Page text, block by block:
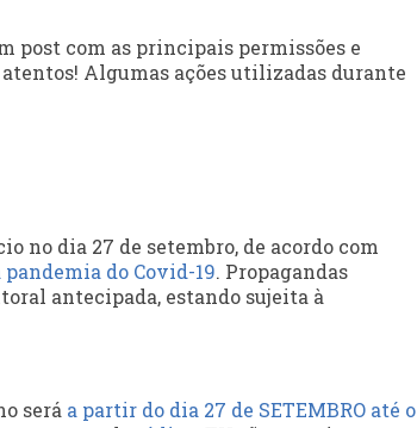
post com as principais permissões e
Algumas ações utilizadas durante
no dia 27 de setembro, de acordo com
do Covid-19. Propagandas
antecipada, estando sujeita à
será a partir do dia 27 de SETEMBRO até o